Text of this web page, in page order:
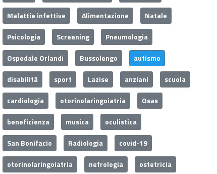
Malattie infettive
Alimentazione
Natale
Psicologia
Screening
Pneumologia
Ospedale Orlandi
Bussolengo
autismo
disabilità
sport Lazise anziani
scuola
cardiologia
otorinolaringoiatria
Osas
beneficienza
musica
oculistica
San Bonifacio
Radiologia
covid-19
otorinolaringoiatria
nefrologia
ostetricia